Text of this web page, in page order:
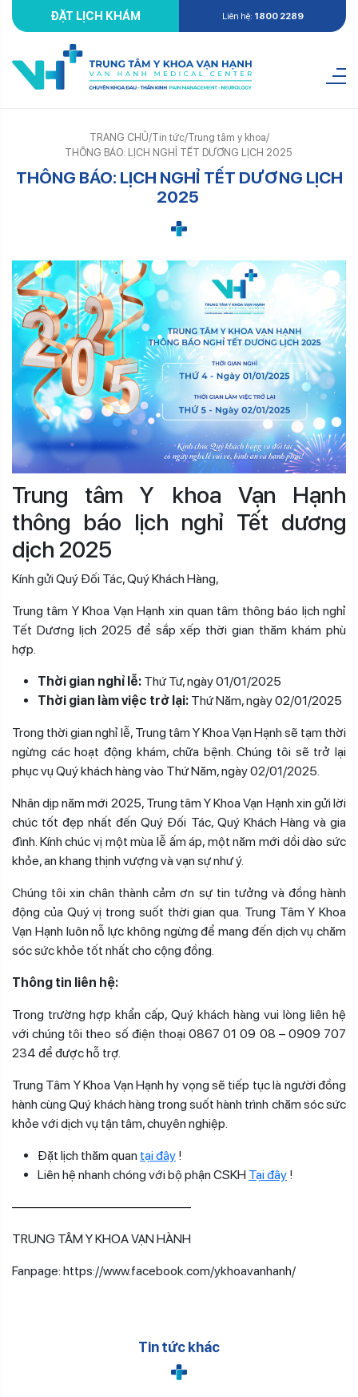
ĐẶT LỊCH KHÁM Liên hệ: 1800 2289
TRANG CHỦ/Tin tức/Trung tâm y khoa/
THÔNG BÁO: LỊCH NGHỈ TẾT DƯƠNG LỊCH 2025
THÔNG BÁO: LỊCH NGHỈ TẾT DƯƠNG LỊCH
2025
Trung tâm Y khoa Vạn Hạnh
thông báo lịch nghỉ Tết dương
dịch 2025
Kính gửi Quý Đối Tác, Quý Khách Hàng,
Trung tâm Y Khoa Vạn Hạnh xin quan tâm thông báo lịch nghỉ
Tết Dương lịch 2025 để sắp xếp thời gian thăm khám phù
hợp.
Thời gian nghỉ lễ: Thứ Tư, ngày 01/01/2025
Thời gian làm việc trở lại: Thứ Năm, ngày 02/01/2025
Trong thời gian nghỉ lễ, Trung tâm Y Khoa Vạn Hạnh sẽ tạm thời
ngừng các hoạt động khám, chữa bệnh. Chúng tôi sẽ trở lại
phục vụ Quý khách hàng vào Thứ Năm, ngày 02/01/2025.
Nhân dịp năm mới 2025, Trung tâm Y Khoa Vạn Hạnh xin gửi lời
chúc tốt đẹp nhất đến Quý Đối Tác, Quý Khách Hàng và gia
đình. Kính chúc vị một mùa lễ ấm áp, một năm mới dồi dào sức
khỏe, an khang thịnh vượng và vạn sự như ý.
Chúng tôi xin chân thành cảm ơn sự tin tưởng và đồng hành
động của Quý vị trong suốt thời gian qua. Trung Tâm Y Khoa
Vạn Hạnh luôn nỗ lực không ngừng để mang đến dịch vụ chăm
sóc sức khỏe tốt nhất cho cộng đồng.
Thông tin liên hệ:
Trong trường hợp khẩn cấp, Quý khách hàng vui lòng liên hệ
với chúng tôi theo số điện thoại 0867 01 09 08 – 0909 707
234 để được hỗ trợ.
Trung Tâm Y Khoa Vạn Hạnh hy vọng sẽ tiếp tục là người đồng
hành cùng Quý khách hàng trong suốt hành trình chăm sóc sức
khỏe với dịch vụ tận tâm, chuyên nghiệp.
Đặt lịch thăm quan tại đây !
Liên hệ nhanh chóng với bộ phận CSKH Tại đây !
——————————————
TRUNG TÂM Y KHOA VẠN HÀNH
Fanpage: https://www.facebook.com/ykhoavanhanh/
Tin tức khác